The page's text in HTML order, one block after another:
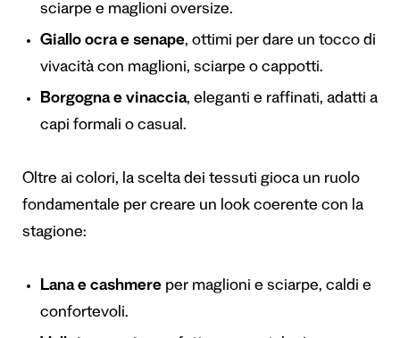
sciarpe e maglioni oversize.
Giallo ocra e senape, ottimi per dare un tocco di
vivacità con maglioni, sciarpe o cappotti.
Borgogna e vinaccia, eleganti e raffinati, adatti a
capi formali o casual.
Oltre ai colori, la scelta dei tessuti gioca un ruolo
fondamentale per creare un look coerente con la
stagione:
Lana e cashmere per maglioni e sciarpe, caldi e
confortevoli.